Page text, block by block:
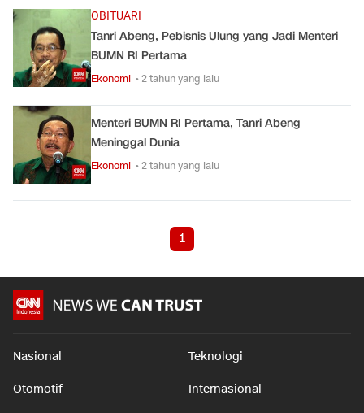
OBITUARI
Tanri Abeng, Pebisnis Ulung yang Jadi Menteri
BUMN RI Pertama
Ekonomi • 2 tahun yang lalu
Menteri BUMN RI Pertama, Tanri Abeng
Meninggal Dunia
Ekonomi • 2 tahun yang lalu
1
Nasional Teknologi
Otomotif Internasional